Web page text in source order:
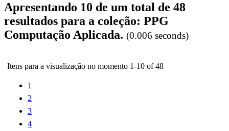
Apresentando 10 de um total de 48
resultados para a coleção: PPG
Computação Aplicada. (0.006 seconds)
Itens para a visualização no momento 1-10 of 48
1
2
3
4